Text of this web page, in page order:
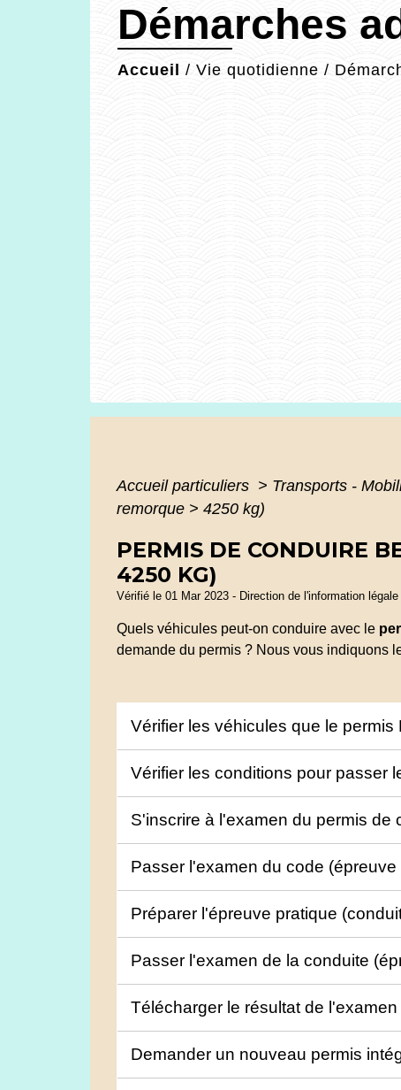
Démarches
Accueil / Vie quotidienne /
Accueil particuliers > Transports -
remorque > 4250 kg)
PERMIS DE CONDUIRE
4250 KG)
Vérifié le 01 Mar 2023 - Direction de l'information
Quels véhicules peut-on conduire avec le
demande du permis ? Nous vous indiquons
Vérifier les véhicules que le permis
Vérifier les conditions pour passer
S'inscrire à l'examen du permis de
Passer l'examen du code (épreuve
Préparer l'épreuve pratique
Passer l'examen de la conduite
Télécharger le résultat de
Demander un nouveau permis